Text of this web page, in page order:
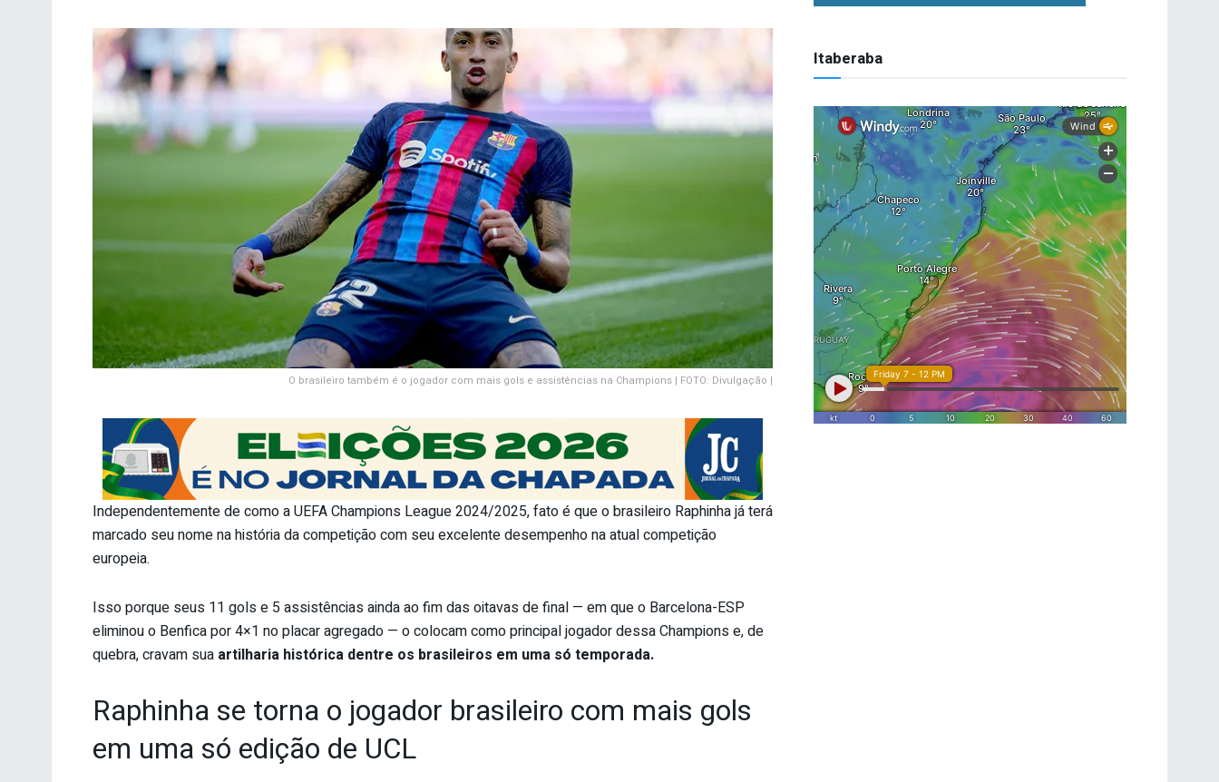
O brasileiro também é o jogador com mais gols e assistências na Champions | FOTO: Divulgação |
Independentemente de como a UEFA Champions League 2024/2025, fato é que o brasileiro Raphinha já terá
marcado seu nome na história da competição com seu excelente desempenho na atual competição
europeia.
Isso porque seus 11 gols e 5 assistências ainda ao fim das oitavas de final — em que o Barcelona-ESP
eliminou o Benfica por 4×1 no placar agregado — o colocam como principal jogador dessa Champions e, de
quebra, cravam sua artilharia histórica dentre os brasileiros em uma só temporada.
Raphinha se torna o jogador brasileiro com mais gols
em uma só edição de UCL
Itaberaba